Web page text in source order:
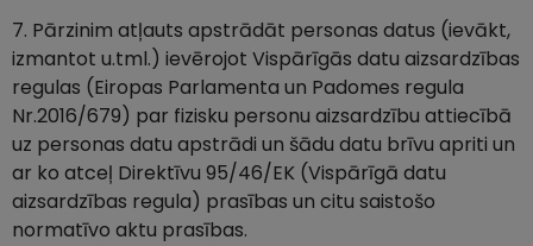
7. Pārzinim atļauts apstrādāt personas datus (ievākt,
izmantot u.tml.) ievērojot Vispārīgās datu aizsardzības
regulas (Eiropas Parlamenta un Padomes regula
Nr.2016/679) par fizisku personu aizsardzību attiecībā
uz personas datu apstrādi un šādu datu brīvu apriti un
ar ko atceļ Direktīvu 95/46/EK (Vispārīgā datu
aizsardzības regula) prasības un citu saistošo
normatīvo aktu prasības.